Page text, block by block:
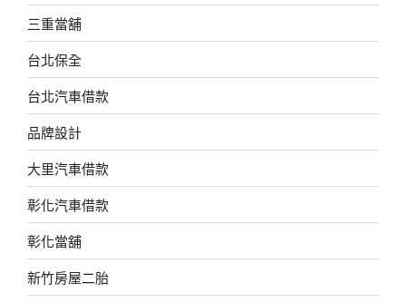
三重當舖
台北保全
台北汽車借款
品牌設計
大里汽車借款
彰化汽車借款
彰化當舖
新竹房屋二胎